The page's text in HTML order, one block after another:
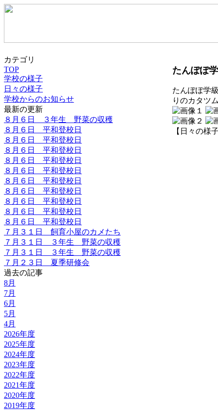
カテゴリ
TOP
学校の様子
日々の様子
学校からのお知らせ
最新の更新
８月６日 ３年生 野菜の収穫
８月６日 平和登校日
８月６日 平和登校日
８月６日 平和登校日
８月６日 平和登校日
８月６日 平和登校日
８月６日 平和登校日
８月６日 平和登校日
８月６日 平和登校日
８月６日 平和登校日
８月６日 平和登校日
７月３１日 飼育小屋のカメたち
７月３１日 ３年生 野菜の収穫
７月３１日 ３年生 野菜の収穫
７月２３日 夏季研修会
過去の記事
8月
7月
6月
5月
4月
2026年度
2025年度
2024年度
2023年度
2022年度
2021年度
2020年度
2019年度
たんぽぽ
たんぽぽ学
りのカタツ
【日々の様